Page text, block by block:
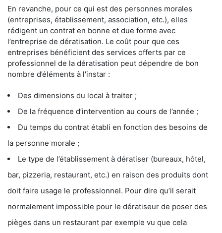
En revanche, pour ce qui est des personnes morales
(entreprises, établissement, association, etc.), elles
rédigent un contrat en bonne et due forme avec
l’entreprise de dératisation. Le coût pour que ces
entreprises bénéficient des services offerts par ce
professionnel de la dératisation peut dépendre de bon
nombre d’éléments à l'instar :
Des dimensions du local à traiter ;
De la fréquence d’intervention au cours de l’année ;
Du temps du contrat établi en fonction des besoins de
la personne morale ;
Le type de l’établissement à dératiser (bureaux, hôtel,
bar, pizzeria, restaurant, etc.) en raison des produits dont
doit faire usage le professionnel. Pour dire qu’il serait
normalement impossible pour le dératiseur de poser des
pièges dans un restaurant par exemple vu que cela